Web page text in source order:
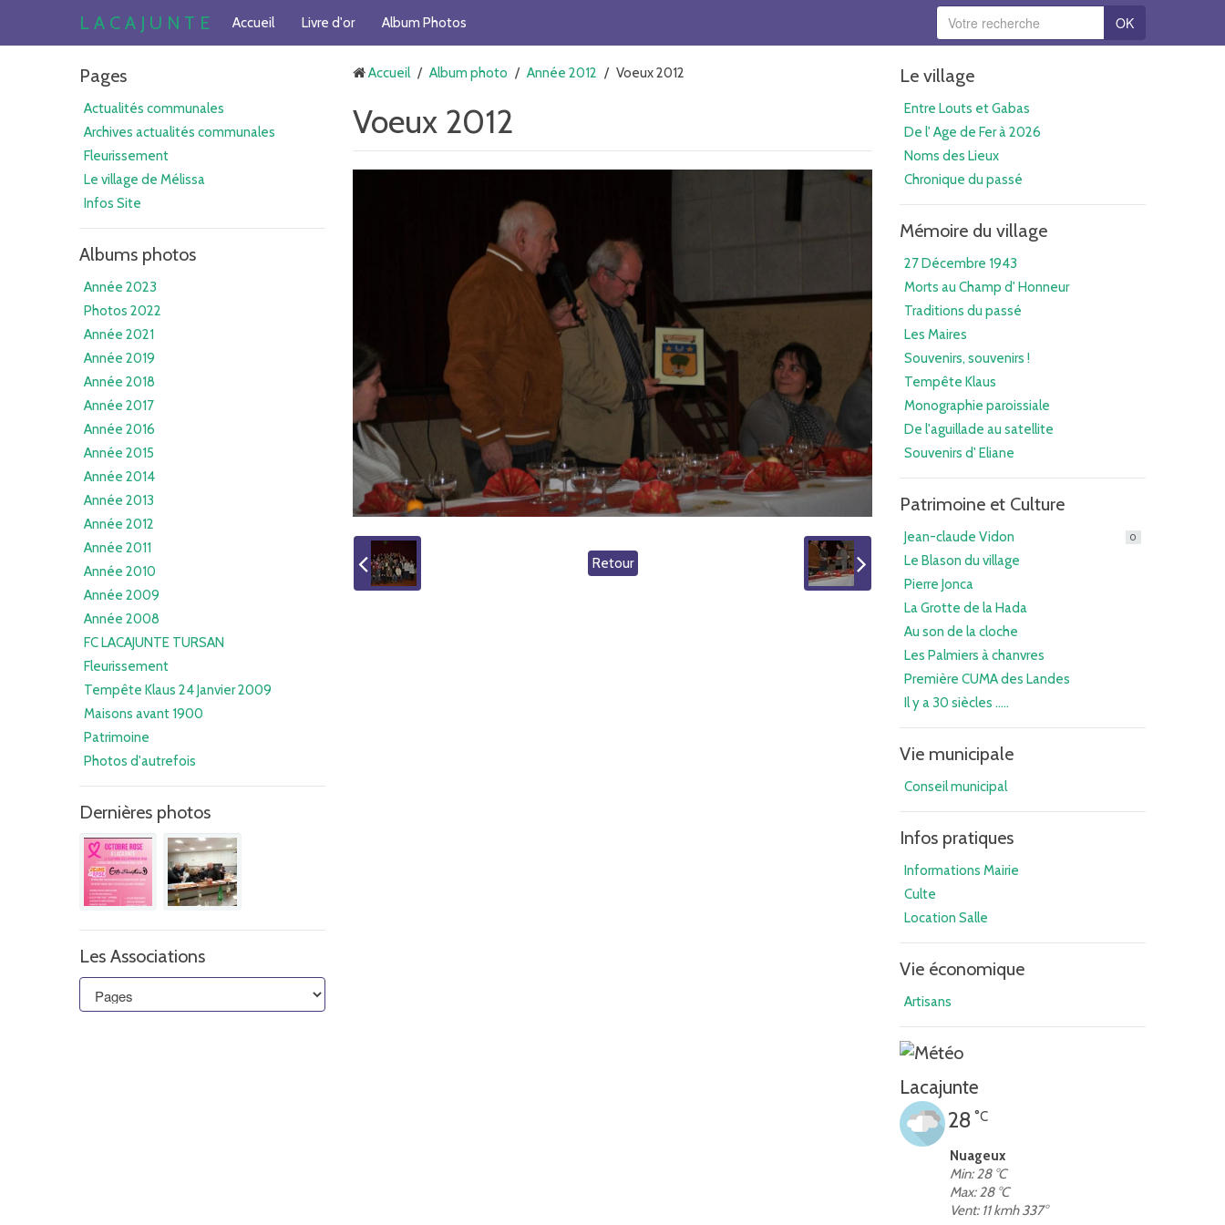
L A C A J U N T E Accueil Livre d'or Album Photos OK
Pages
Actualités communales
Archives actualités communales
Fleurissement
Le village de Mélissa
Infos Site
Albums photos
Année 2023
Photos 2022
Année 2021
Année 2019
Année 2018
Année 2017
Année 2016
Année 2015
Année 2014
Année 2013
Année 2012
Année 2011
Année 2010
Année 2009
Année 2008
FC LACAJUNTE TURSAN
Fleurissement
Tempête Klaus 24 Janvier 2009
Maisons avant 1900
Patrimoine
Photos d'autrefois
Dernières photos
Les Associations
Accueil / Album photo / Année 2012 / Voeux 2012
Voeux 2012
Retour
Le village
Entre Louts et Gabas
De l' Age de Fer à 2026
Noms des Lieux
Chronique du passé
Mémoire du village
27 Décembre 1943
Morts au Champ d' Honneur
Traditions du passé
Les Maires
Souvenirs, souvenirs !
Tempête Klaus
Monographie paroissiale
De l'aguillade au satellite
Souvenirs d' Eliane
Patrimoine et Culture
Jean-claude Vidon 0
Le Blason du village
Pierre Jonca
La Grotte de la Hada
Au son de la cloche
Les Palmiers à chanvres
Première CUMA des Landes
Il y a 30 siècles .....
Vie municipale
Conseil municipal
Infos pratiques
Informations Mairie
Culte
Location Salle
Vie économique
Artisans
Lacajunte
28 °C
Nuageux
Min: 28 °C
Max: 28 °C
Vent: 11 kmh 337°